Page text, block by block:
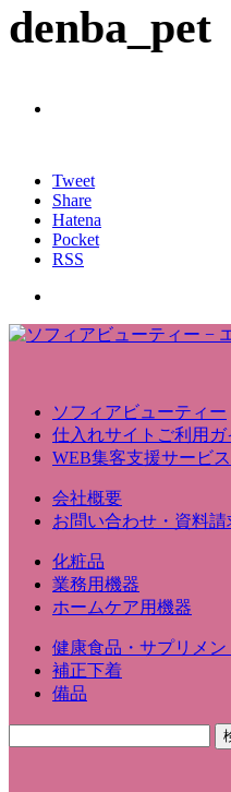
denba_pet
Tweet
Share
Hatena
Pocket
RSS
ソフィアビューティー
仕入れサイトご利用ガ
WEB集客支援サービス
会社概要
お問い合わせ・資料請
化粧品
業務用機器
ホームケア用機器
健康食品・サプリメン
補正下着
備品